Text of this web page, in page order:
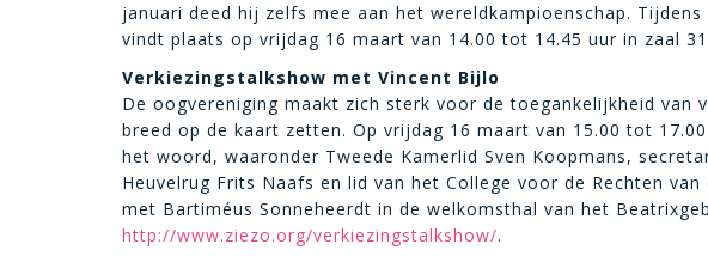
januari deed hij zelfs mee aan het wereldkampioenschap.
vindt plaats op vrijdag 16 maart van 14.00 tot 14.45 uur in zaal
Verkiezingstalkshow met Vincent Bijlo
De oogvereniging maakt zich sterk voor de toegankelijkheid van
breed op de kaart zetten. Op vrijdag 16 maart van 15.00 tot
het woord, waaronder Tweede Kamerlid Sven Koopmans,
Heuvelrug Frits Naafs en lid van het College voor de Rechten
met Bartiméus Sonneheerdt in de welkomsthal van het
http://www.ziezo.org/verkiezingstalkshow/.